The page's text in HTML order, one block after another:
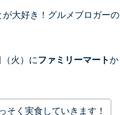
が大好き！グルメブロガーの
火）にファミリーマート
そく実食していきます！